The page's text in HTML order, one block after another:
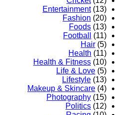
Entertainment(13)
Fashion (20)
Foods (13)
Football
(11)
Hair (5)
Health (11)
Health & Fitness (10)
Life & Love (5)
Lifestyle (13)
Makeup & Skincare (4)
Photography (15)
Politics (12)